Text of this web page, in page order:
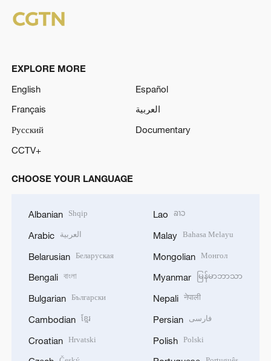
EXPLORE MORE
English
Español
Français
العربية
Русский
Documentary
CCTV+
CHOOSE YOUR LANGUAGE
Albanian Shqip
Arabic العربية
Belarusian Беларуская
Bengali বাংলা
Bulgarian Български
Cambodian ខ្មែរ
Croatian Hrvatski
Lao ລາວ
Malay Bahasa Melayu
Mongolian Монгол
Myanmar မြန်မာဘာသာ
Nepali नेपाली
Persian فارسی
Polish Polski